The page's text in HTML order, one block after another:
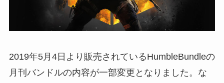
2019年5月4日より販売されているHumbleBundleの
月刊バンドルの内容が一部変更となりました。な